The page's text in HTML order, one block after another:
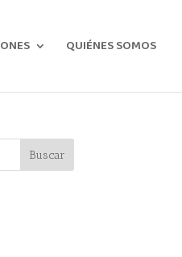
QUIÉNES SOMOS
Buscar